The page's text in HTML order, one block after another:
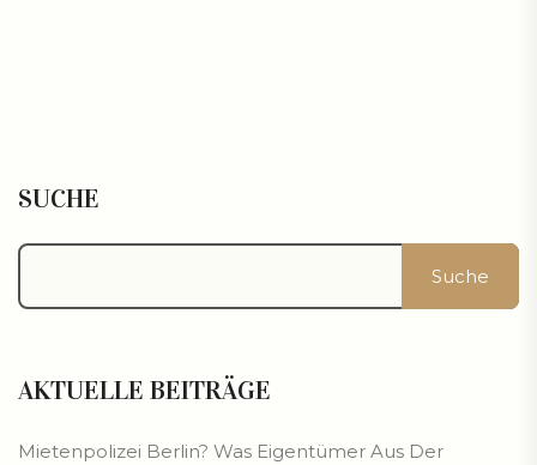
SUCHE
Suche
AKTUELLE BEITRÄGE
Mietenpolizei Berlin? Was Eigentümer Aus Der